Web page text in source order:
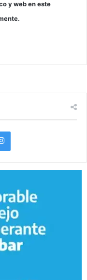
y web en este